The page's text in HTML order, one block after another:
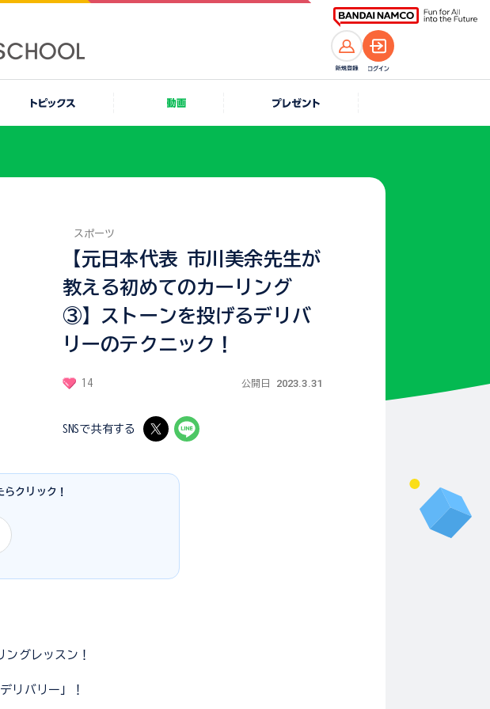
【元日本代表 市川美余先生が
教える初めてのカーリング
③】ストーンを投げるデリバ
リーのテクニック！
スポーツ
14 公開日 2023.3.31
SNSで共有する
クリック！
グレッスン！
リバリー」！